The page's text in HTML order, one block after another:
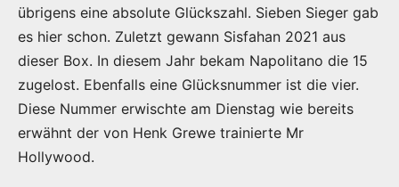
übrigens eine absolute Glückszahl. Sieben Sieger gab
es hier schon. Zuletzt gewann Sisfahan 2021 aus
dieser Box. In diesem Jahr bekam Napolitano die 15
zugelost. Ebenfalls eine Glücksnummer ist die vier.
Diese Nummer erwischte am Dienstag wie bereits
erwähnt der von Henk Grewe trainierte Mr
Hollywood.